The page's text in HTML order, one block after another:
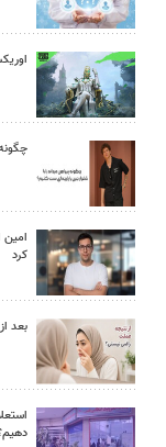
امین
کرد
بعد